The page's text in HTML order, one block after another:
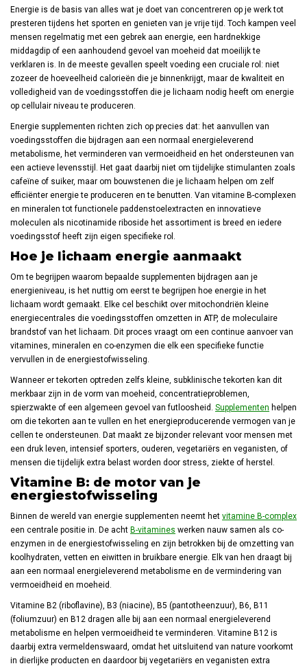
Energie is de basis van alles wat je doet van concentreren op je werk tot
presteren tijdens het sporten en genieten van je vrije tijd. Toch kampen veel
mensen regelmatig met een gebrek aan energie, een hardnekkige
middagdip of een aanhoudend gevoel van moeheid dat moeilijk te
verklaren is. In de meeste gevallen speelt voeding een cruciale rol: niet
zozeer de hoeveelheid calorieën die je binnenkrijgt, maar de kwaliteit en
volledigheid van de voedingsstoffen die je lichaam nodig heeft om energie
op cellulair niveau te produceren.
Energie supplementen richten zich op precies dat: het aanvullen van
voedingsstoffen die bijdragen aan een normaal energieleverend
metabolisme, het verminderen van vermoeidheid en het ondersteunen van
een actieve levensstijl. Het gaat daarbij niet om tijdelijke stimulanten zoals
cafeïne of suiker, maar om bouwstenen die je lichaam helpen om zelf
efficiënter energie te produceren en te benutten. Van vitamine B-complexen
en mineralen tot functionele paddenstoelextracten en innovatieve
moleculen als nicotinamide riboside het assortiment is breed en iedere
voedingsstof heeft zijn eigen specifieke rol.
Hoe je lichaam energie aanmaakt
Om te begrijpen waarom bepaalde supplementen bijdragen aan je
energieniveau, is het nuttig om eerst te begrijpen hoe energie in het
lichaam wordt gemaakt. Elke cel beschikt over mitochondriën kleine
energiecentrales die voedingsstoffen omzetten in ATP, de moleculaire
brandstof van het lichaam. Dit proces vraagt om een continue aanvoer van
vitamines, mineralen en co-enzymen die elk een specifieke functie
vervullen in de energiestofwisseling.
Wanneer er tekorten optreden zelfs kleine, subklinische tekorten kan dit
merkbaar zijn in de vorm van moeheid, concentratieproblemen,
spierzwakte of een algemeen gevoel van futloosheid. Supplementen helpen
om die tekorten aan te vullen en het energieproducerende vermogen van je
cellen te ondersteunen. Dat maakt ze bijzonder relevant voor mensen met
een druk leven, intensief sporters, ouderen, vegetariërs en veganisten, of
mensen die tijdelijk extra belast worden door stress, ziekte of herstel.
Vitamine B: de motor van je
energiestofwisseling
Binnen de wereld van energie supplementen neemt het vitamine B-complex
een centrale positie in. De acht B-vitamines werken nauw samen als co-
enzymen in de energiestofwisseling en zijn betrokken bij de omzetting van
koolhydraten, vetten en eiwitten in bruikbare energie. Elk van hen draagt bij
aan een normaal energieleverend metabolisme en de vermindering van
vermoeidheid en moeheid.
Vitamine B2 (riboflavine), B3 (niacine), B5 (pantotheenzuur), B6, B11
(foliumzuur) en B12 dragen alle bij aan een normaal energieleverend
metabolisme en helpen vermoeidheid te verminderen. Vitamine B12 is
daarbij extra vermeldenswaard, omdat het uitsluitend van nature voorkomt
in dierlijke producten en daardoor bij vegetariërs en veganisten extra